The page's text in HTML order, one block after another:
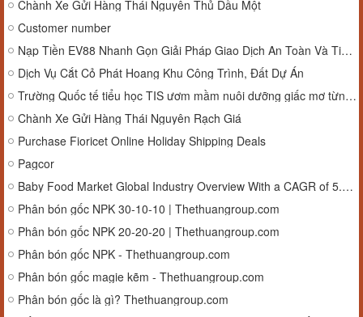
Chành Xe Gửi Hàng Thái Nguyên Thủ Dầu Một
Customer number
Nạp Tiền EV88 Nhanh Gọn Giải Pháp Giao Dịch An Toàn Và Tiện Lợi Cho Người Chơi
Dịch Vụ Cắt Cỏ Phát Hoang Khu Công Trình, Đất Dự Án
Trường Quốc tế tiểu học TIS ươm mầm nuôi dưỡng giấc mơ từng thế hệ tương lai.
Chành Xe Gửi Hàng Thái Nguyên Rạch Giá
Purchase Fioricet Online Holiday Shipping Deals
Pagcor
Baby Food Market Global Industry Overview With a CAGR of 5.6% From 2026 to 2034
Phân bón gốc NPK 30-10-10 | Thethuangroup.com
Phân bón gốc NPK 20-20-20 | Thethuangroup.com
Phân bón gốc NPK - Thethuangroup.com
Phân bón gốc magie kẽm - Thethuangroup.com
Phân bón gốc là gì? Thethuangroup.com